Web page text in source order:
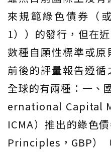
來規範綠色債券（
1））的發行，但在
數種自願性標準或
前後的評量報告遵
全球的有兩種：一、
ernational Capital
ICMA）推出的綠色
Principles，GBP）